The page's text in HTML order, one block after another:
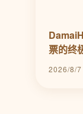
票的终
2026/8/